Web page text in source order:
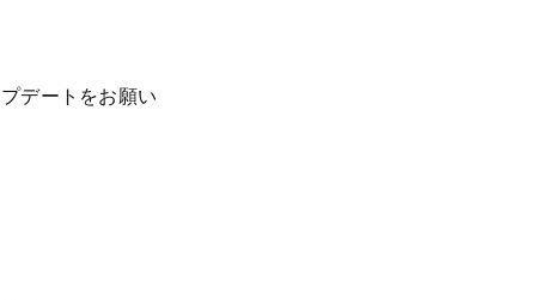
デートをお願い